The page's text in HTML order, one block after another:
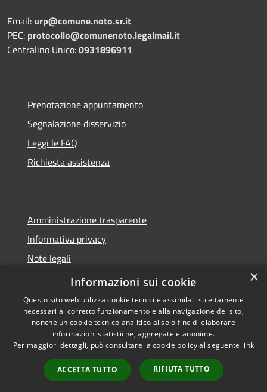
Email: urp@comune.noto.sr.it
PEC: protocollo@comunenoto.legalmail.it
Centralino Unico:0931896911
Prenotazione appuntamento
Segnalazione disservizio
Leggi le FAQ
Richiesta assistenza
Amministrazione trasparente
Informativa privacy
Note legali
Dichiarazione di accessibilità
Accessibilità
Copyright © 2026 • Città di
Noto • Powered by
Municipium•
Accesso
redazione
×
Informazioni sui cookie
Questo sito web utilizza cookie tecnici e assimilati strettamente
necessari al corretto funzionamento e alla navigazione del sito,
nonché un cookie tecnico analitico al solo fine di elaborare
informazioni statistiche, aggregate e anonime.
Per maggiori dettagli, può consultare la cookie policy al seguente link
ACCETTA TUTTO RIFIUTA TUTTO